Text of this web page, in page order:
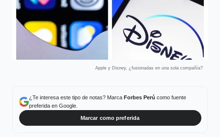
Apple y Disney, ¿fusionadas en una sola compañía?
¿Te interesa este tipo de notas? Marca Forbes Perú como fuente
preferida en Google.
Marcar como preferida